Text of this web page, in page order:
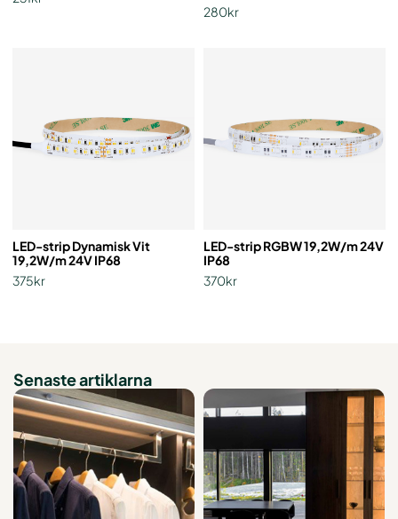
280kr
LED-strip Dynamisk Vit
19,2W/m 24V IP68
375kr
LED-strip RGBW 19,2W/m 24V
IP68
370kr
Senaste artiklarna